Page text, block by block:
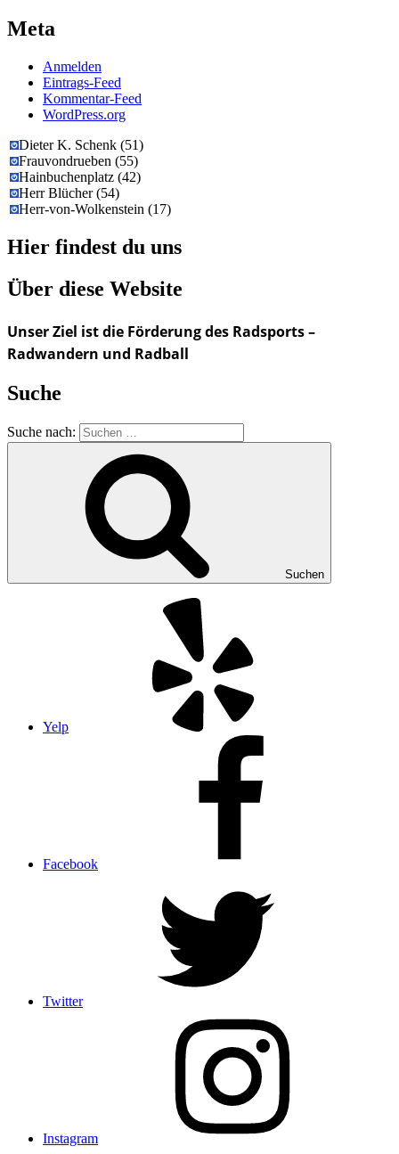
Meta
Anmelden
Eintrags-Feed
Kommentar-Feed
WordPress.org
Dieter K. Schenk(51)
Frauvondrueben(55)
Hainbuchenplatz(42)
Herr Blücher(54)
Herr-von-Wolkenstein(17)
Hier findest du uns
Über diese Website
Unser Ziel ist die Förderung des Radsports –
Radwandern und Radball
Suche
Suche nach:
Suchen
Yelp
Facebook
Twitter
Instagram